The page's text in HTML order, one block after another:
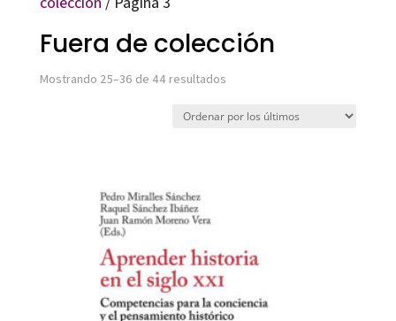
Fuera de colección
Mostrando 25–36 de 44 resultadosOrdenado